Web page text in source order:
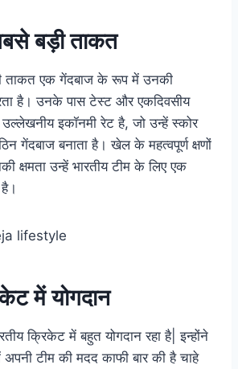
बड़ी ताकत
ताकत एक गेंदबाज के रूप में उनकी
है। उनके पास टेस्ट और एकदिवसीय
इकॉनमी रेट है, जो उन्हें स्कोर
गेंदबाज बनाता है। खेल के महत्वपूर्ण क्षणों
क्षमता उन्हें भारतीय टीम के लिए एक
में योगदान
क्रिकेट में बहुत योगदान रहा है| इन्होंने
टीम की मदद काफी बार की है चाहे